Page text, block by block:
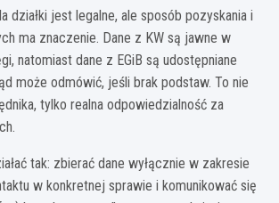
działki jest legalne, ale sposób pozyskania i
ma znaczenie. Dane z KW są jawne w
natomiast dane z EGiB są udostępniane
może odmówić, jeśli brak podstaw. To nie
tylko realna odpowiedzialność za
tak: zbierać dane wyłącznie w zakresie
w konkretnej sprawie i komunikować się